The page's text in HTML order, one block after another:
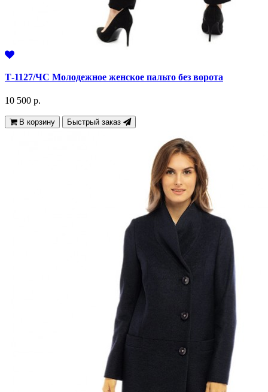
Т-1127/ЧС Молодежное женское пальто без ворота
10 500 р.
В корзину Быстрый заказ